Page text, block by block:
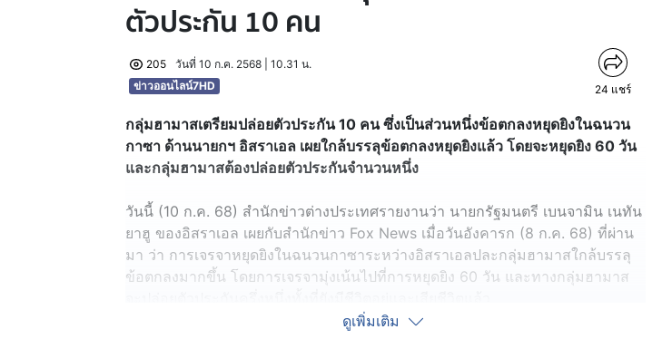
ตัวประกัน 10 คน
205
วันที่ 10 ก.ค. 2568 | 10.31 น.
ข่าวออนไลน์7HD
24 แชร์
กลุ่มฮามาสเตรียมปล่อยตัวประกัน 10 คน ซึ่งเป็นส่วนหนึ่งข้อตกลงหยุดยิงในฉนวน
กาซา ด้านนายกฯ อิสราเอล เผยใกล้บรรลุข้อตกลงหยุดยิงแล้ว โดยจะหยุดยิง 60 วัน
และกลุ่มฮามาสต้องปล่อยตัวประกันจำนวนหนึ่ง
วันนี้ (10 ก.ค. 68) สำนักข่าวต่างประเทศรายงานว่า นายกรัฐมนตรี เบนจามิน เนทัน
ยาฮู ของอิสราเอล เผยกับสำนักข่าว Fox News เมื่อวันอังคารก (8 ก.ค. 68) ที่ผ่าน
มา ว่า การเจรจาหยุดยิงในฉนวนกาซาระหว่างอิสราเอลปละกลุ่มฮามาสใกล้บรรลุ
ข้อตกลงมากขึ้น โดยการเจรจามุ่งเน้นไปที่การหยุดยิง 60 วัน และทางกลุ่มฮามาส
ดูเพิ่มเติม